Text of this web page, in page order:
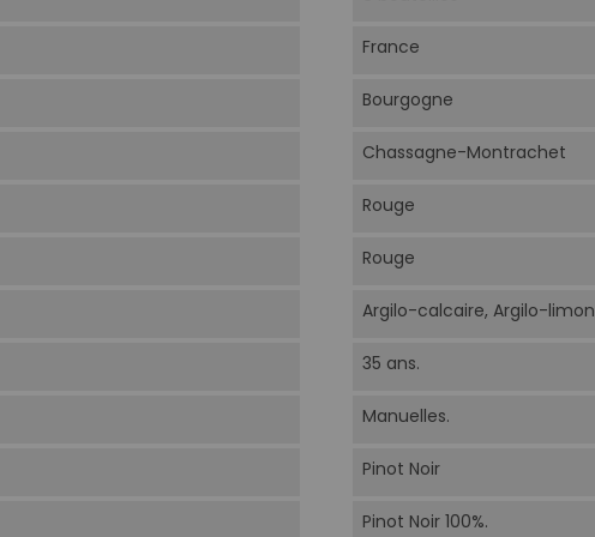
France
Bourgogne
Chassagne-Montrachet
Rouge
Rouge
Argilo-calcaire, Argilo-
35 ans.
Manuelles.
Pinot Noir
Pinot Noir 100%.